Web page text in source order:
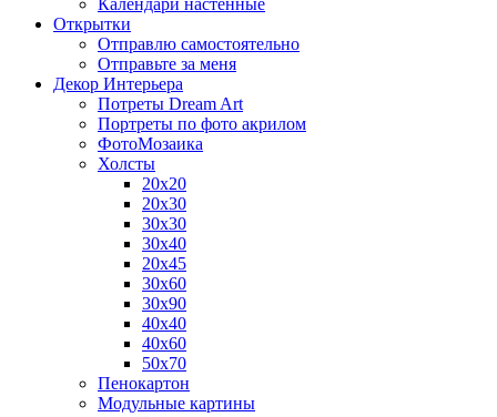
Открытки
Отправлю самостоятельно
Отправьте за меня
Декор Интерьера
Потреты Dream Art
Портреты по фото акрилом
ФотоМозаика
Холсты
20х20
20х30
30х30
30х40
20х45
30х60
30х90
40х40
40х60
50х70
Пенокартон
Модульные картины